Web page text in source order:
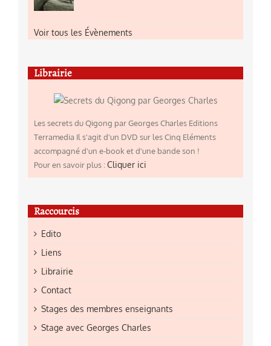
Voir tous les Évènements
Librairie
Les secrets du Qigong par Georges Charles Editions
Terramedia Il s'agit d'un DVD sur les Cinq Eléments
accompagné d'un e-book et d'une bande son !
Pour en savoir plus :Cliquer ici
Raccourcis
Edito
Liens
Librairie
Contact
Stages des membres enseignants
Stage avec Georges Charles